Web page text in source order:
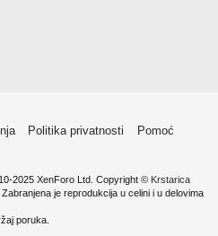
Politika privatnosti
Pomoć
2025 XenForo Ltd. Copyright © Krstarica
je reprodukcija u celini i u delovima
poruka.